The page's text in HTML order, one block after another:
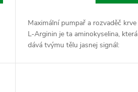
Maximální pumpař a rozvaděč krve
L-Arginin je ta aminokyselina, která
dává tvýmu tělu jasnej signál: